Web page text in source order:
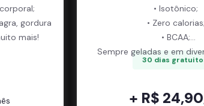
gordura
mais!
• Isotônico;
• Zero calorias;
• BCAA;
Sempre geladas e em
30 dias
+ R$ 24,90